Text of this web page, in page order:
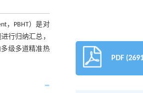
，PBHT）是对
行归纳汇总，
级多道精准热
PDF